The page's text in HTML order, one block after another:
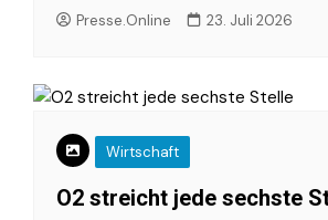
Presse.Online 23. Juli 2026
Wirtschaft
O2 streicht jede sechste